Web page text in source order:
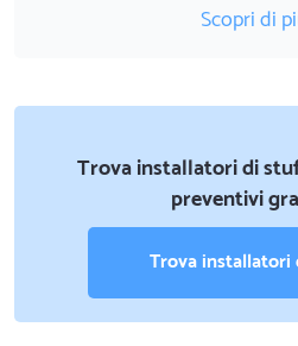
Scopri di
Trova installatori di
preventivi
Trova installatori